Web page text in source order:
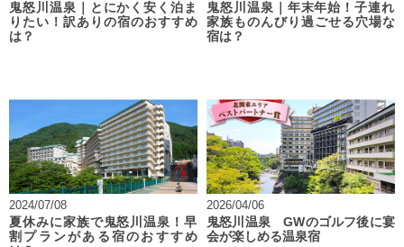
鬼怒川温泉｜とにかく安く泊ま
りたい！訳ありの宿のおすすめ
は？
鬼怒川温泉｜年末年始！子連れ
家族ものんびり過ごせる穴場な
宿は？
2024/07/08
夏休みに家族で鬼怒川温泉！早
割プランがある宿のおすすめ
2026/04/06
鬼怒川温泉 GWのゴルフ後に宴
会が楽しめる温泉宿